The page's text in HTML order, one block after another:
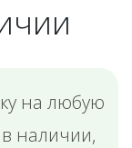
на любую
наличии,